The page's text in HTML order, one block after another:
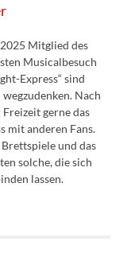
Mitglied des
Musicalbesuch
Express“ sind
Nach
gerne das
mit anderen Fans.
und das
solche, die sich
lassen.